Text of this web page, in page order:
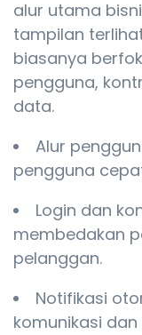
alur utama
tampilan
biasanya
pengguna,
data.
Alur
pengguna
Login dan
membedakan
pelanggan.
Notifikasi
komunikasi